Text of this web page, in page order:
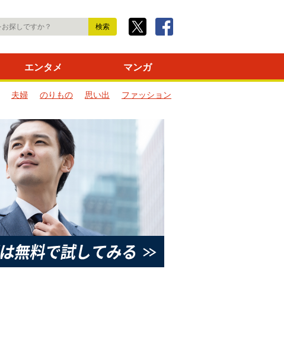
エンタメ マンガ
夫婦 のりもの 思い出
ファッション